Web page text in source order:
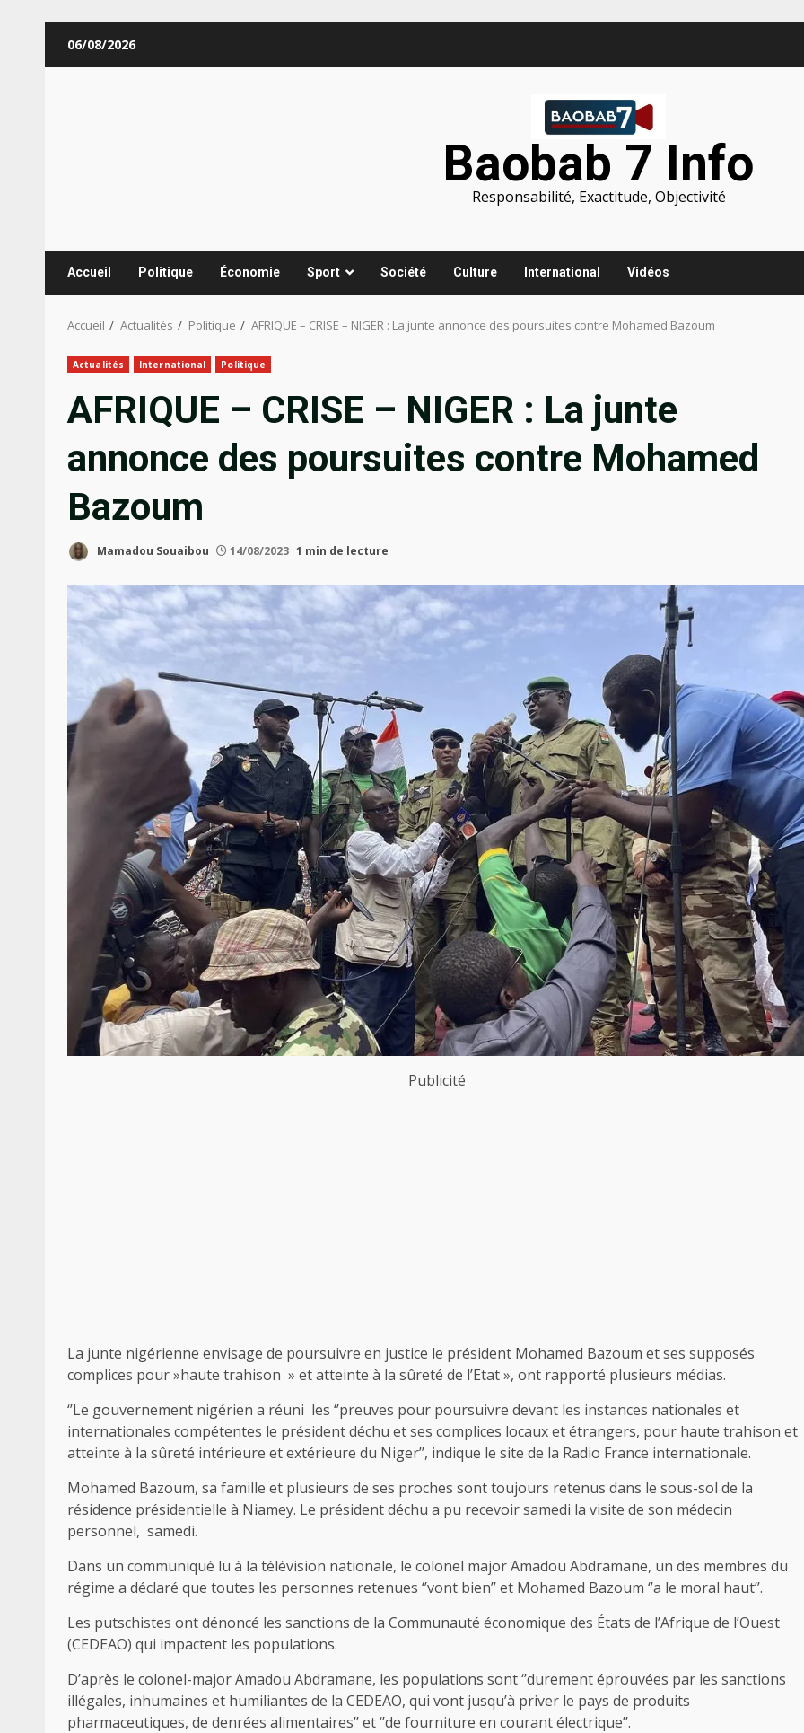
06/08/2026
Baobab 7 Info
Responsabilité, Exactitude, Objectivité
Accueil Politique Économie Sport Société Culture International Vidéos
Accueil Actualités Politique AFRIQUE – CRISE – NIGER : La junte annonce des poursuites contre Mohamed Bazoum
Actualités International Politique
AFRIQUE – CRISE – NIGER : La junte
annonce des poursuites contre Mohamed
Bazoum
Mamadou Souaibou 14/08/2023 1 min de lecture
Publicité
La junte nigérienne envisage de poursuivre en justice le président Mohamed Bazoum et ses supposés
complices pour »haute trahison » et atteinte à la sûreté de l’Etat », ont rapporté plusieurs médias.
‘’Le gouvernement nigérien a réuni les ‘’preuves pour poursuivre devant les instances nationales et
internationales compétentes le président déchu et ses complices locaux et étrangers, pour haute trahison et
atteinte à la sûreté intérieure et extérieure du Niger’’, indique le site de la Radio France internationale.
Mohamed Bazoum, sa famille et plusieurs de ses proches sont toujours retenus dans le sous-sol de la
résidence présidentielle à Niamey. Le président déchu a pu recevoir samedi la visite de son médecin
personnel, samedi.
Dans un communiqué lu à la télévision nationale, le colonel major Amadou Abdramane, un des membres du
régime a déclaré que toutes les personnes retenues ‘’vont bien’’ et Mohamed Bazoum ‘’a le moral haut’’.
Les putschistes ont dénoncé les sanctions de la Communauté économique des États de l’Afrique de l’Ouest
(CEDEAO) qui impactent les populations.
D’après le colonel-major Amadou Abdramane, les populations sont ‘’durement éprouvées par les sanctions
illégales, inhumaines et humiliantes de la CEDEAO, qui vont jusqu’à priver le pays de produits
pharmaceutiques, de denrées alimentaires’’ et ‘’de fourniture en courant électrique’’.